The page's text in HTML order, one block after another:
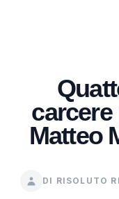
carcere
Matteo
DI RISOLUTO